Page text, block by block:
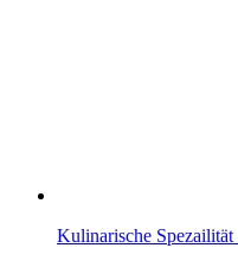
Kulinarische